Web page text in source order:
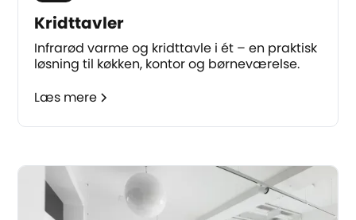
Kridttavler
Infrarød varme og kridttavle i ét – en praktisk
løsning til køkken, kontor og børneværelse.
Læs mere